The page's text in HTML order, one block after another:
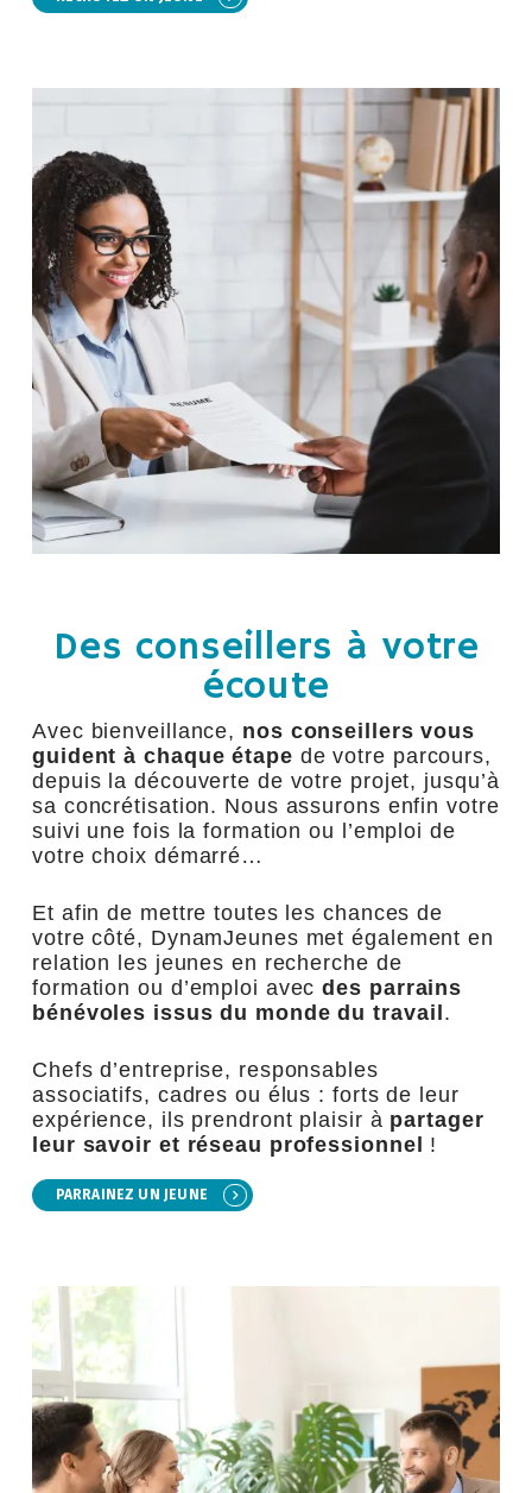
Des conseillers à votre
écoute
Avec bienveillance, nos conseillers vous
guident à chaque étape de votre parcours,
depuis la découverte de votre projet, jusqu’à
sa concrétisation. Nous assurons enfin votre
suivi une fois la formation ou l’emploi de
votre choix démarré…
Et afin de mettre toutes les chances de
votre côté, DynamJeunes met également en
relation les jeunes en recherche de
formation ou d’emploi avecdes parrains
bénévoles issus du monde du travail .
Chefs d’entreprise, responsables
associatifs, cadres ou élus : forts de leur
expérience, ils prendront plaisir à partager
leur savoir et réseau professionnel
!
PARRAINEZ UN JEUNE